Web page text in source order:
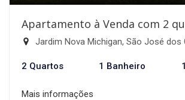
Apartamento à Venda com 2
Jardim Nova Michigan, São José dos
2 Quartos 1 Banheiro
Mais informações